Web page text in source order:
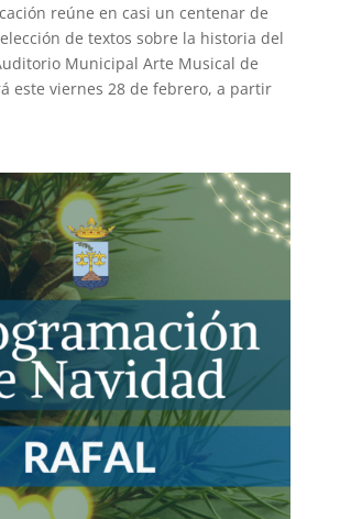
reúne en casi un centenar de
de textos sobre la historia del
Municipal Arte Musical de
este viernes 28 de febrero, a partir